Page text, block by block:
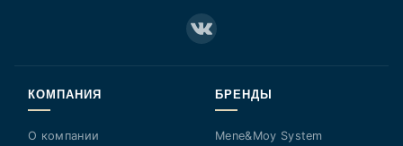
КОМПАНИЯ
О компании
БРЕНДЫ
Mene&Moy System